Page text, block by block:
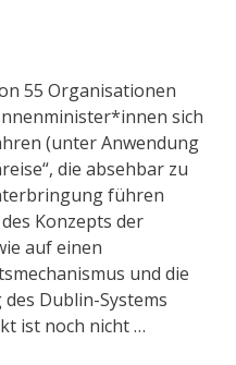
55 Organisationen
sich
(unter Anwendung
die absehbar zu
führen
Konzepts der
auf einen
und die
Dublin-Systems
ist noch nicht …